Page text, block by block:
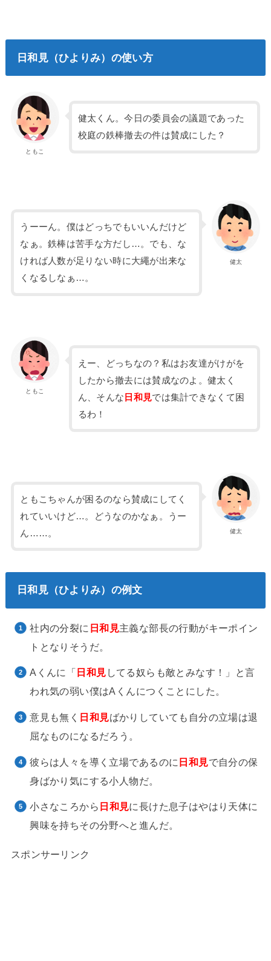
日和見（ひよりみ）の使い方
ともこ
健太くん。今日の委員会の議題であった
校庭の鉄棒撤去の件は賛成にした？
健太
うーーん。僕はどっちでもいいんだけど
なぁ。鉄棒は苦手な方だし…。でも、な
ければ人数が足りない時に大繩が出来な
くなるしなぁ…。
ともこ
えー、どっちなの？私はお友達がけがを
したから撤去には賛成なのよ。健太く
ん、そんな 日和見では集計できなくて困
るわ！
健太
ともこちゃんが困るのなら賛成にしてく
れていいけど…。どうなのかなぁ。うー
ん……。
日和見（ひよりみ）の例文
社内の分裂に 日和見主義な部長の行動がキーポイン
トとなりそうだ。
Aくんに「 日和見 してる奴らも敵とみなす！」と言
われ気の弱い僕はAくんにつくことにした。
意見も無く 日和見ばかりしていても自分の立場は退
屈なものになるだろう。
彼らは人々を導く立場であるのに 日和見で自分の保
身ばかり気にする小人物だ。
小さなころから 日和見に長けた息子はやはり天体に
興味を持ちその分野へと進んだ。
スポンサーリンク